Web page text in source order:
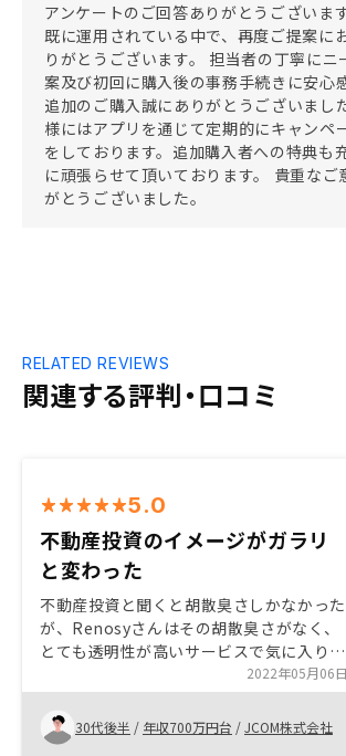
アンケートのご回答ありがとうございま
既に運用されている中で、再度ご提案に
りがとうございます。 担当者の丁寧にニ
案及び初回に購入後の事務手続きに安心
追加のご購入誠にありがとうございまし
様にはアプリを通じて定期的にキャンペ
をしております。追加購入者への特典も
に頑張らせて頂いております。 貴重なご
がとうございました。
関連する評判・口コミ
RELATED REVIEWS
5.0
不動産投資のイメージがガラリ
と変わった
不動産投資と聞くと胡散臭さしかなかった
が、Renosyさんはその胡散臭さがなく、
とても透明性が高いサービスで気に入りま
した。また、不動産投資するなら自分が住
みたいと思える物件を選びたいと考えてい
ますが、どれも質が高く、住みたいと思え
る物件ばかりで満足度が高いです。アプリ
2022年05月06日
30代後半 / 年収700万円台 /JCOM株式会社